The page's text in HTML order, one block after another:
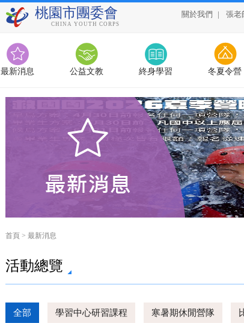
桃園市團委會
CHINA YOUTH CORPS
關於我們 | 張老
最新消息 公益文教 終身學習 冬夏令營
首頁 > 最新消息
活動總覽
全部 學習中心研習課程 寒暑期休閒營隊